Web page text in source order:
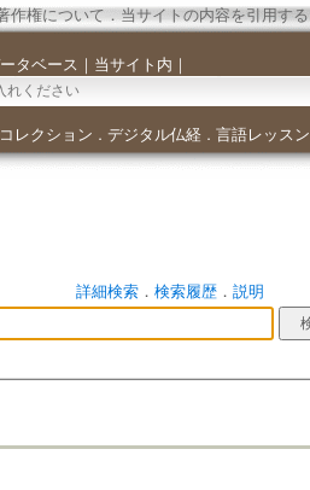
作権について．当サイトの内容を引用する
タベース ｜ 当サイト内 ｜
レクション ． デジタル仏経． 言語レッスン
詳細検索． 検索履歴． 説明